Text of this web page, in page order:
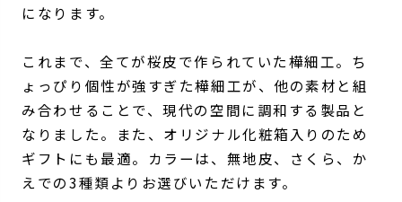
になります。
これまで、全てが桜皮で作られていた樺細工。ち
ょっぴり個性が強すぎた樺細工が、他の素材と組
み合わせることで、現代の空間に調和する製品と
なりました。また、オリジナル化粧箱入りのため
ギフトにも最適。カラーは、無地皮、さくら、か
えでの3種類よりお選びいただけます。